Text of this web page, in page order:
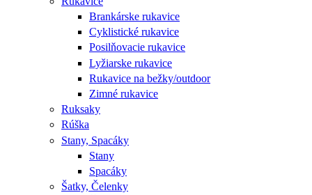
Brankárske rukavice
Cyklistické rukavice
Posilňovacie rukavice
Lyžiarske rukavice
Rukavice na bežky/outdoor
Zimné rukavice
Ruksaky
Rúška
Stany, Spacáky
Stany
Spacáky
Šatky, Čelenky